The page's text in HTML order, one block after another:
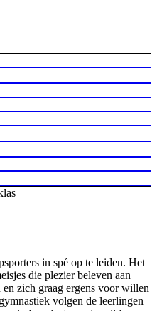
in spé op te leiden. Het
die plezier beleven aan
zich graag ergens voor willen
volgen de leerlingen